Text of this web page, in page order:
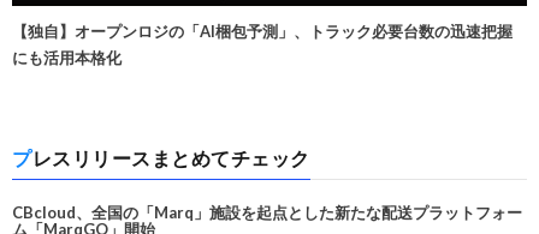
【独自】オープンロジの「AI梱包予測」、トラック必要台数の迅速把握
にも活用本格化
プレスリリースまとめてチェック
CBcloud、全国の「Marq」施設を起点とした新たな配送プラットフォー
ム「MarqGO」開始